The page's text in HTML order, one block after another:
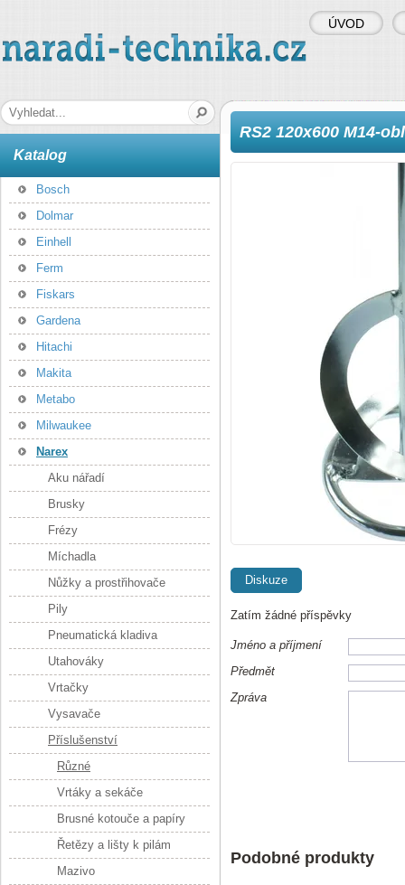
naradi-technika.cz
RS2 120x600 M14-
Diskuze
Zatím žádné příspěvky
Jméno a příjmení
Předmět
Zpráva
Podobné produkty
Katalog
Bosch
Dolmar
Einhell
Ferm
Fiskars
Gardena
Hitachi
Makita
Metabo
Milwaukee
Narex
Aku nářadí
Brusky
Frézy
Míchadla
Nůžky a prostřihovače
Pily
Pneumatická kladiva
Utahováky
Vrtačky
Vysavače
Příslušenství
Různé
Vrtáky a sekáče
Brusné kotouče a papíry
Řetězy a lišty k pilám
Mazivo
ÚVOD
Hledaná fráze